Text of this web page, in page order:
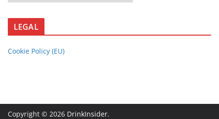
R
H
A
LEGAL
Cookie Policy (EU)
Copyright © 2026 DrinkInsider.